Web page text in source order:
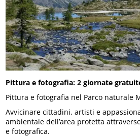
Pittura e fotografia: 2 giornate
Pittura e fotografia nel Parco naturale
Avvicinare cittadini, artisti e
ambientale dell’area protetta
e fotografica.